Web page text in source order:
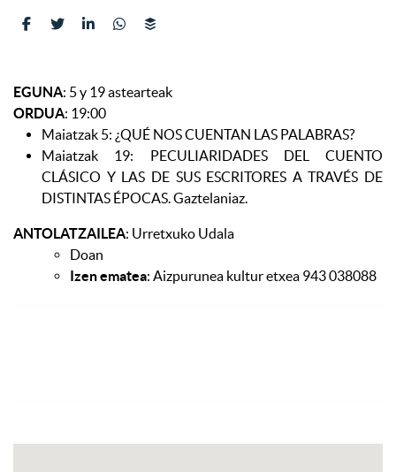
EGUNA: 5 y 19 astearteak
ORDUA: 19:00
Maiatzak 5: ¿QUÉ NOS CUENTAN LAS PALABRAS?
Maiatzak 19: PECULIARIDADES DEL CUENTO
CLÁSICO Y LAS DE SUS ESCRITORES A TRAVÉS DE
DISTINTAS ÉPOCAS. Gaztelaniaz.
ANTOLATZAILEA: Urretxuko Udala
Doan
Izen ematea: Aizpurunea kultur etxea 943 038088